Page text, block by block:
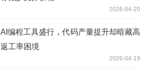
2026-04-20
AI编程工具盛行，代码产量提升却暗藏高
返工率困境
2026-04-19